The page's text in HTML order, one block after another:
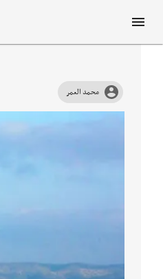
محمد العمر